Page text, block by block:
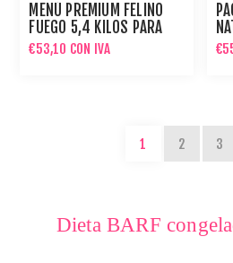
MENÚ PREMIUM FELINO
FUEGO 5,4 KILOS PARA
GATOS
€53,10 CON IVA
1 2 3
Dieta BARF